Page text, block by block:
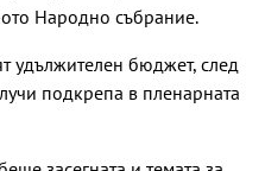
Народно събрание.
удължителен бюджет, след
подкрепа в пленарната